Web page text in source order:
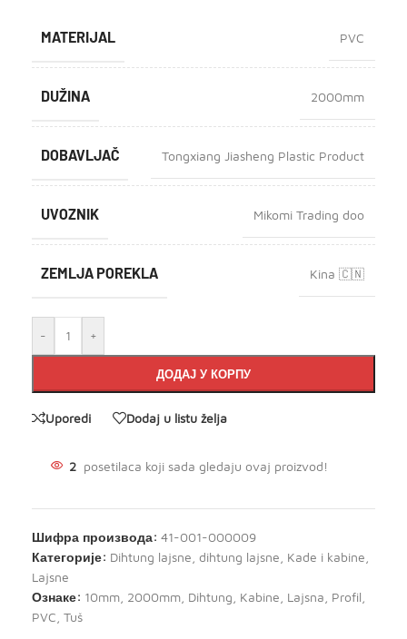
MATERIJAL PVC
DUŽINA 2000mm
DOBAVLJAČ Tongxiang Jiasheng Plastic Product
UVOZNIK Mikomi Trading doo
ZEMLJA POREKLA Kina 🇨🇳
- +
ДОДАЈ У КОРПУ
Uporedi Dodaj u listu želja
2 posetilaca koji sada gledaju ovaj proizvod!
Шифра производа: 41-001-000009
Категорије: Dihtung lajsne dihtung lajsne Kade i kabine
Lajsne
Ознаке: 10mm 2000mm Dihtung Kabine Lajsna Profil
PVC Tuš